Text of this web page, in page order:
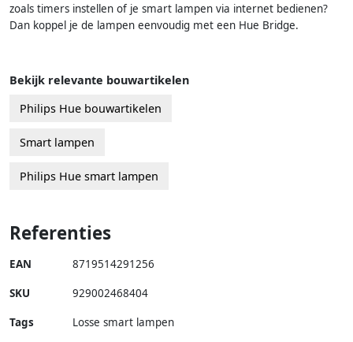
zoals timers instellen of je smart lampen via internet bedienen?
Dan koppel je de lampen eenvoudig met een Hue Bridge.
Bekijk relevante bouwartikelen
Philips Hue bouwartikelen
Smart lampen
Philips Hue smart lampen
Referenties
EAN 8719514291256
SKU 929002468404
Tags
Losse smart lampen